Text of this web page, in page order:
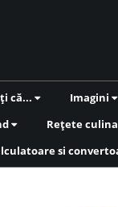
că... Imagini
Rețete
si